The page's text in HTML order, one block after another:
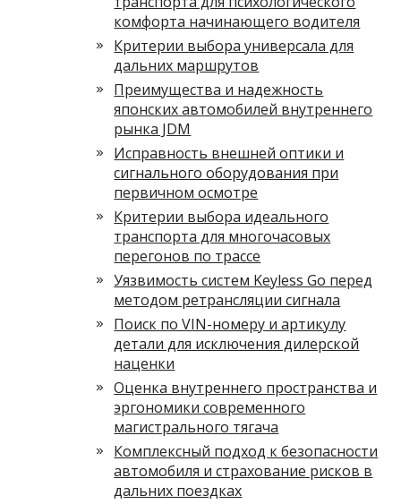
комфорта начинающего водителя
Критерии выбора универсала для
дальних маршрутов
Преимущества и надежность
японских автомобилей внутреннего
рынка JDM
Исправность внешней оптики и
сигнального оборудования при
первичном осмотре
Критерии выбора идеального
транспорта для многочасовых
перегонов по трассе
Уязвимость систем Keyless Go перед
методом ретрансляции сигнала
Поиск по VIN-номеру и артикулу
детали для исключения дилерской
наценки
Оценка внутреннего пространства и
эргономики современного
магистрального тягача
Комплексный подход к безопасности
автомобиля и страхование рисков в
дальних поездках